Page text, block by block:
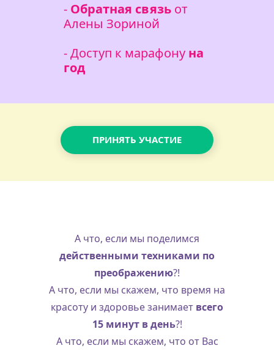
- Обратная связь от
Алены Зориной
- Доступ к марафону на
год
ПРИНЯТЬ УЧАСТИЕ
А что, если мы поделимся
действенными техниками по
преображению?!
А что, если мы скажем, что время на
красоту и здоровье занимает всего
15 минут в день?!
А что, если мы скажем, что от Вас